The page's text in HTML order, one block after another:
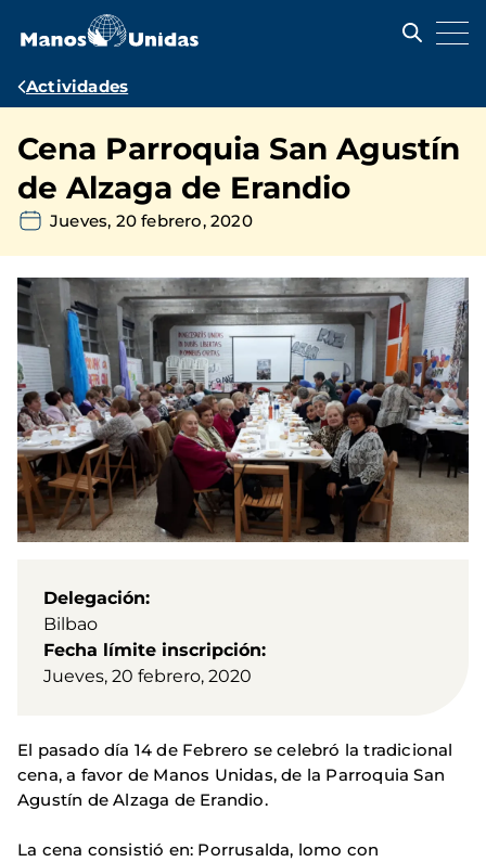
contenido
Ruta
navegación
Actividades
Cena Parroquia San Agustín
de Alzaga de Erandio
Jueves, 20 febrero, 2020
Delegación
Bilbao
Fecha límite inscripción
Jueves, 20 febrero, 2020
El pasado día 14 de Febrero se celebró la tradicional
cena, a favor de Manos Unidas, de la Parroquia San
Agustín de Alzaga de Erandio.
La cena consistió en: Porrusalda, lomo con